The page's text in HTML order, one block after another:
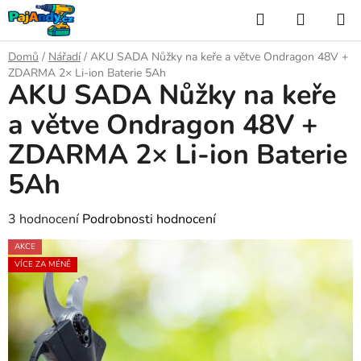
Přejít
na
obsah
Hledat
KOŠÍK
Domů / Nářadí / AKU SADA Nůžky na keře a větve Ondragon 48V +
ZDARMA 2× Li-ion Baterie 5Ah
AKU SADA Nůžky na keře
a větve Ondragon 48V +
ZDARMA 2× Li-ion Baterie
5Ah
Průměrné
hodnocení
produktu
je
5,0
z
5
3 hodnocení Podrobnosti hodnocení
AKCE
VÍCE ZA MÉNĚ